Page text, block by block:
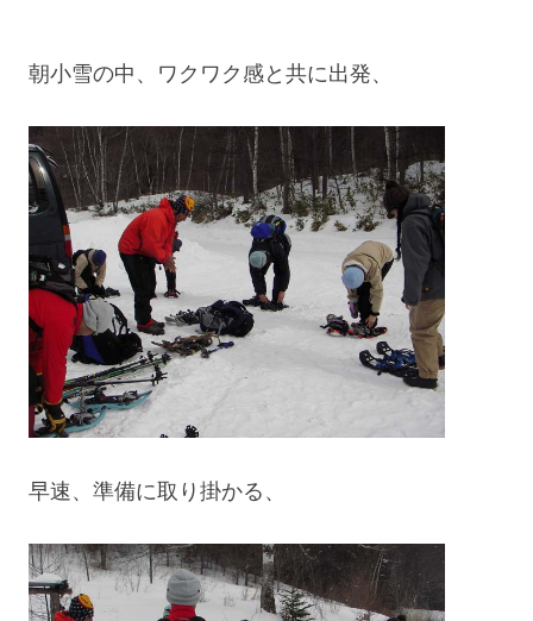
朝小雪の中、ワクワク感と共に出発、
早速、準備に取り掛かる、